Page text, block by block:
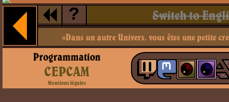
? Switch to
«Dans un autre Univers, vous êtes une petite
Programmation
CEPCAM
Mentions légales